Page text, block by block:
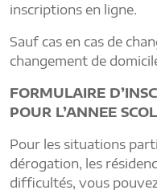
inscriptions en ligne.
Sauf cas en cas de
changement de
FORMULAIRE
POUR L’ANNEE
Pour les situations
dérogation, les
difficultés, vous